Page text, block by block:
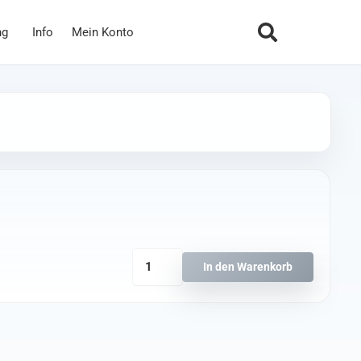
Info Mein Konto
In den Warenkorb